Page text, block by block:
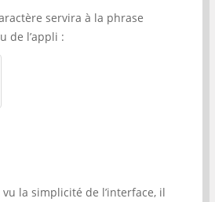
servira à la phrase
de l’appli :
la simplicité de l’interface, il